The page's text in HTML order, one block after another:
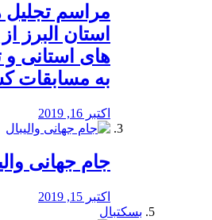
مراسم تجلیل
استان البرز
های استانی و
به مسابقات
اکتبر 16, 2019
جام جهانی
اکتبر 15, 2019
بسکتبال